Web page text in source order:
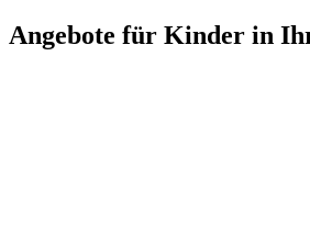
Angebote für Kinder in